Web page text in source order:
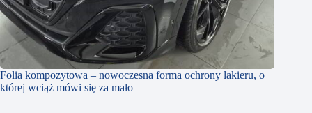
Folia kompozytowa – nowoczesna forma ochrony lakieru, o
której wciąż mówi się za mało